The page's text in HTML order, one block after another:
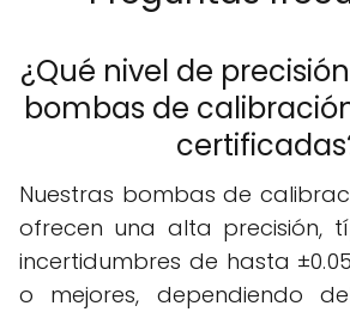
¿Qué nivel de
bombas de
Nuestras bombas de
ofrecen una alta precisión,
incertidumbres de hasta
o mejores, dependiendo